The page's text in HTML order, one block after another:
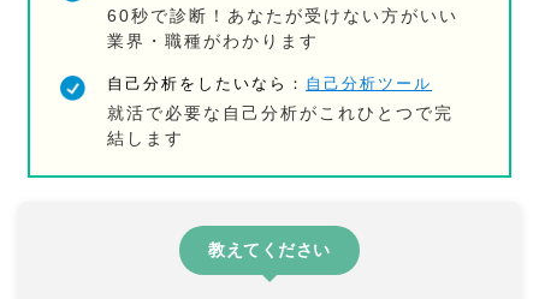
60秒で診断！あなたが受けない方がいい
業界・職種がわかります
自己分析をしたいなら： 自己分析ツール
就活で必要な自己分析がこれひとつで完
結します